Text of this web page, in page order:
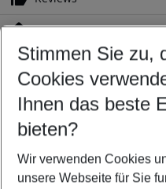
Location
Customize your offer
Find the perfect deal which
Your departure airport
Any airport
Select your date range
10/08/26–08/08/27
Stimmen Sie zu,
Cookies
Ihnen das beste
bieten?
Wir verwenden Cookies
unsere Webseite für Sie